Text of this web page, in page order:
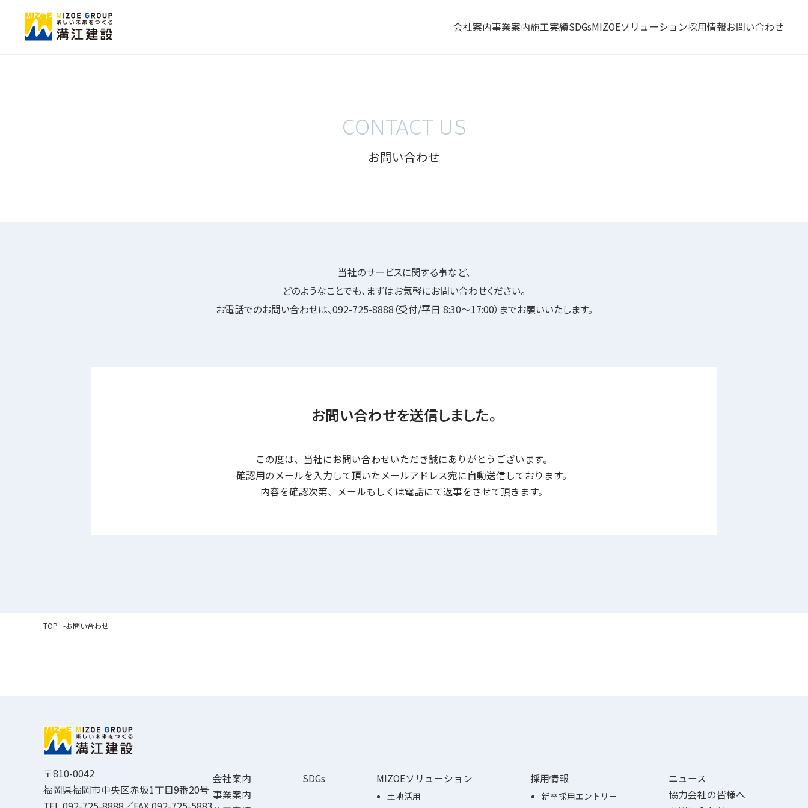
会社案内事業案内施工実績SDGsMIZOEソリューション採用情報お問い合わせ
CONTACT US
お問い合わせ
当社のサービスに関する事など、
どのようなことでも、 まずはお気軽にお問い合わせください。
お電話でのお問い合わせは、092-725-8888（受付/平日 8:30〜17:00） までお願いいたします。
お問い合わせを送信しました。
この度は、当社にお問い合わせいただき誠にありがとうございます。
確認用のメールを入力して頂いたメールアドレス宛に自動送信しております。
内容を確認次第、メールもしくは電話にて返事をさせて頂きます。
TOP お問い合わせ
〒810-0042
福岡県福岡市中央区赤坂1丁目9番20号
会社案内
事業案内
SDGs MIZOEソリューション
土地活用
採用情報
新卒採用エントリー
ニュース
協力会社の皆様へ